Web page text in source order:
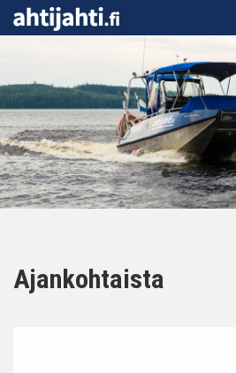
Ajankohtaista